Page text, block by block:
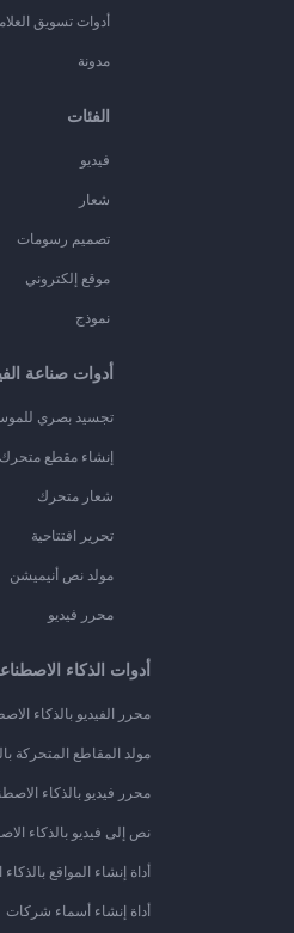
أدوات تسويق
مدونة
الفئات
فيديو
شعار
تصميم رسومات
موقع إلكتروني
نموذج
أدوات صناعة
تجسيد بصري
إنشاء مقطع متحرك
شعار متحرك
تحرير افتتاحية
مولد نص أنيميشن
محرر فيديو
أدوات الذكاء
محرر الفيديو بالذكاء
مولد المقاطع المتحركة
محرر فيديو بالذكاء
نص إلى فيديو بالذكاء
أداة إنشاء المواقع
أداة إنشاء أسماء شركات